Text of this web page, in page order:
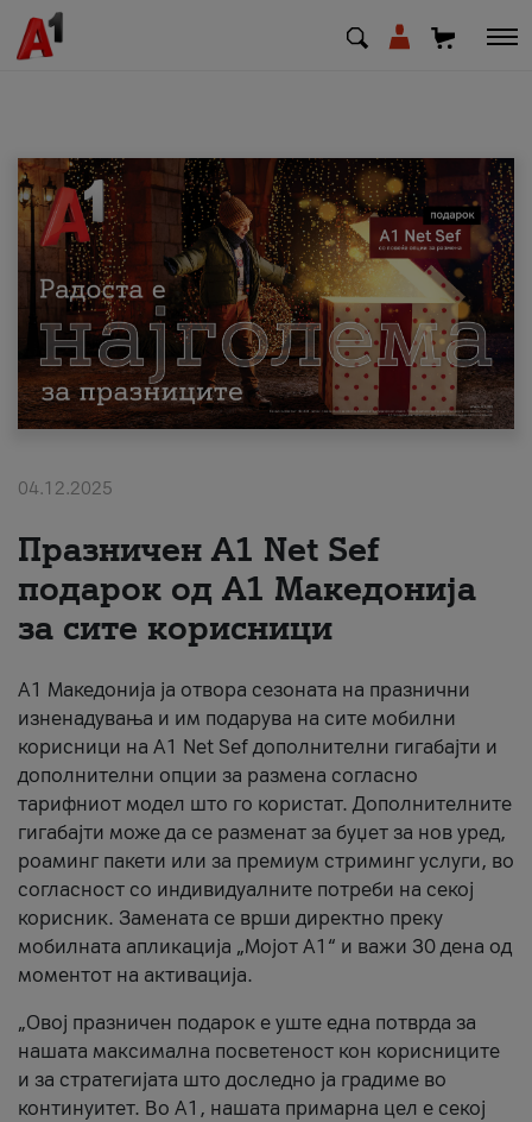
МК EN SQ
Приватни Деловни
Поддршка
Надополни кредит
За нас
#ПодобарОнлајн
04.12.2025
Празничен A1 Net Sеf
подарок од А1 Македонија
за сите корисници
А1 Македонија ја отвора сезоната на празнични
изненадувања и им подарува на сите мобилни
корисници на A1 Net Sef дополнителни гигабајти и
дополнителни опции за размена согласно
тарифниот модел што го користат. Дополнителните
гигабајти може да се разменат за буџет за нов уред,
роаминг пакети или за премиум стриминг услуги, во
согласност со индивидуалните потреби на секој
корисник. Замената се врши директно преку
мобилната апликација „Мојот А1“ и важи 30 дена од
моментот на активација.
„Овој празничен подарок е уште една потврда за
нашата максимална посветеност кон корисниците
и за стратегијата што доследно ја градиме во
континуитет. Во А1, нашата примарна цел е секој